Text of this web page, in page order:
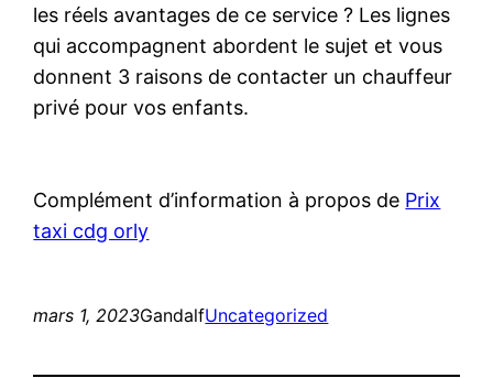
les réels avantages de ce service ? Les lignes
qui accompagnent abordent le sujet et vous
donnent 3 raisons de contacter un chauffeur
privé pour vos enfants.
Complément d’information à propos de Prix
taxi cdg orly
mars 1, 2023GandalfUncategorized